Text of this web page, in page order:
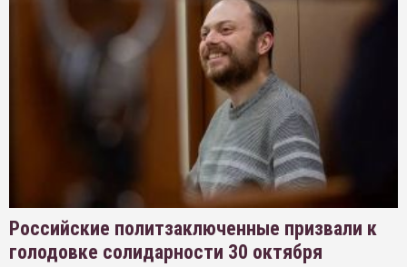
Российские политзаключенные призвали к
голодовке солидарности 30 октября